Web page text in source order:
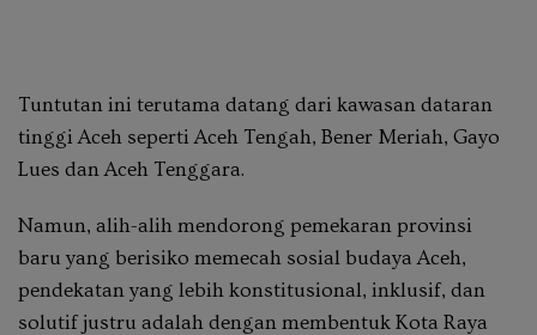
Tuntutan ini terutama datang dari kawasan dataran
tinggi Aceh seperti Aceh Tengah, Bener Meriah, Gayo
Lues dan Aceh Tenggara.
Namun, alih-alih mendorong pemekaran provinsi
baru yang berisiko memecah sosial budaya Aceh,
pendekatan yang lebih konstitusional, inklusif, dan
solutif justru adalah dengan membentuk Kota Raya